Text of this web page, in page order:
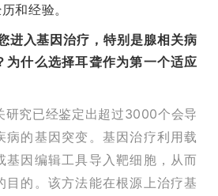
和经验。
进入基因治疗，特别是腺相关病
为什么选择耳聋作为第一个适应
研究已经鉴定出超过3000个会导
病的基因突变。基因治疗利用载
基因编辑工具导入靶细胞，从而
目的。该方法能在根源上治疗基